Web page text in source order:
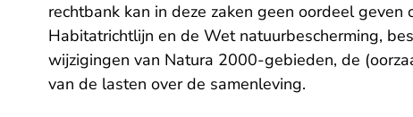
rechtbank kan in deze zaken geen oordeel
Habitatrichtlijn en de Wet natuurbescherming,
wijzigingen van Natura 2000-gebieden, de
van de lasten over de samenleving.